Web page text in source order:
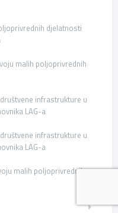
djelatnosti
malih poljoprivrednih
infrastrukture u
LAG-a
infrastrukture u
LAG-a
malih poljoprivrednih